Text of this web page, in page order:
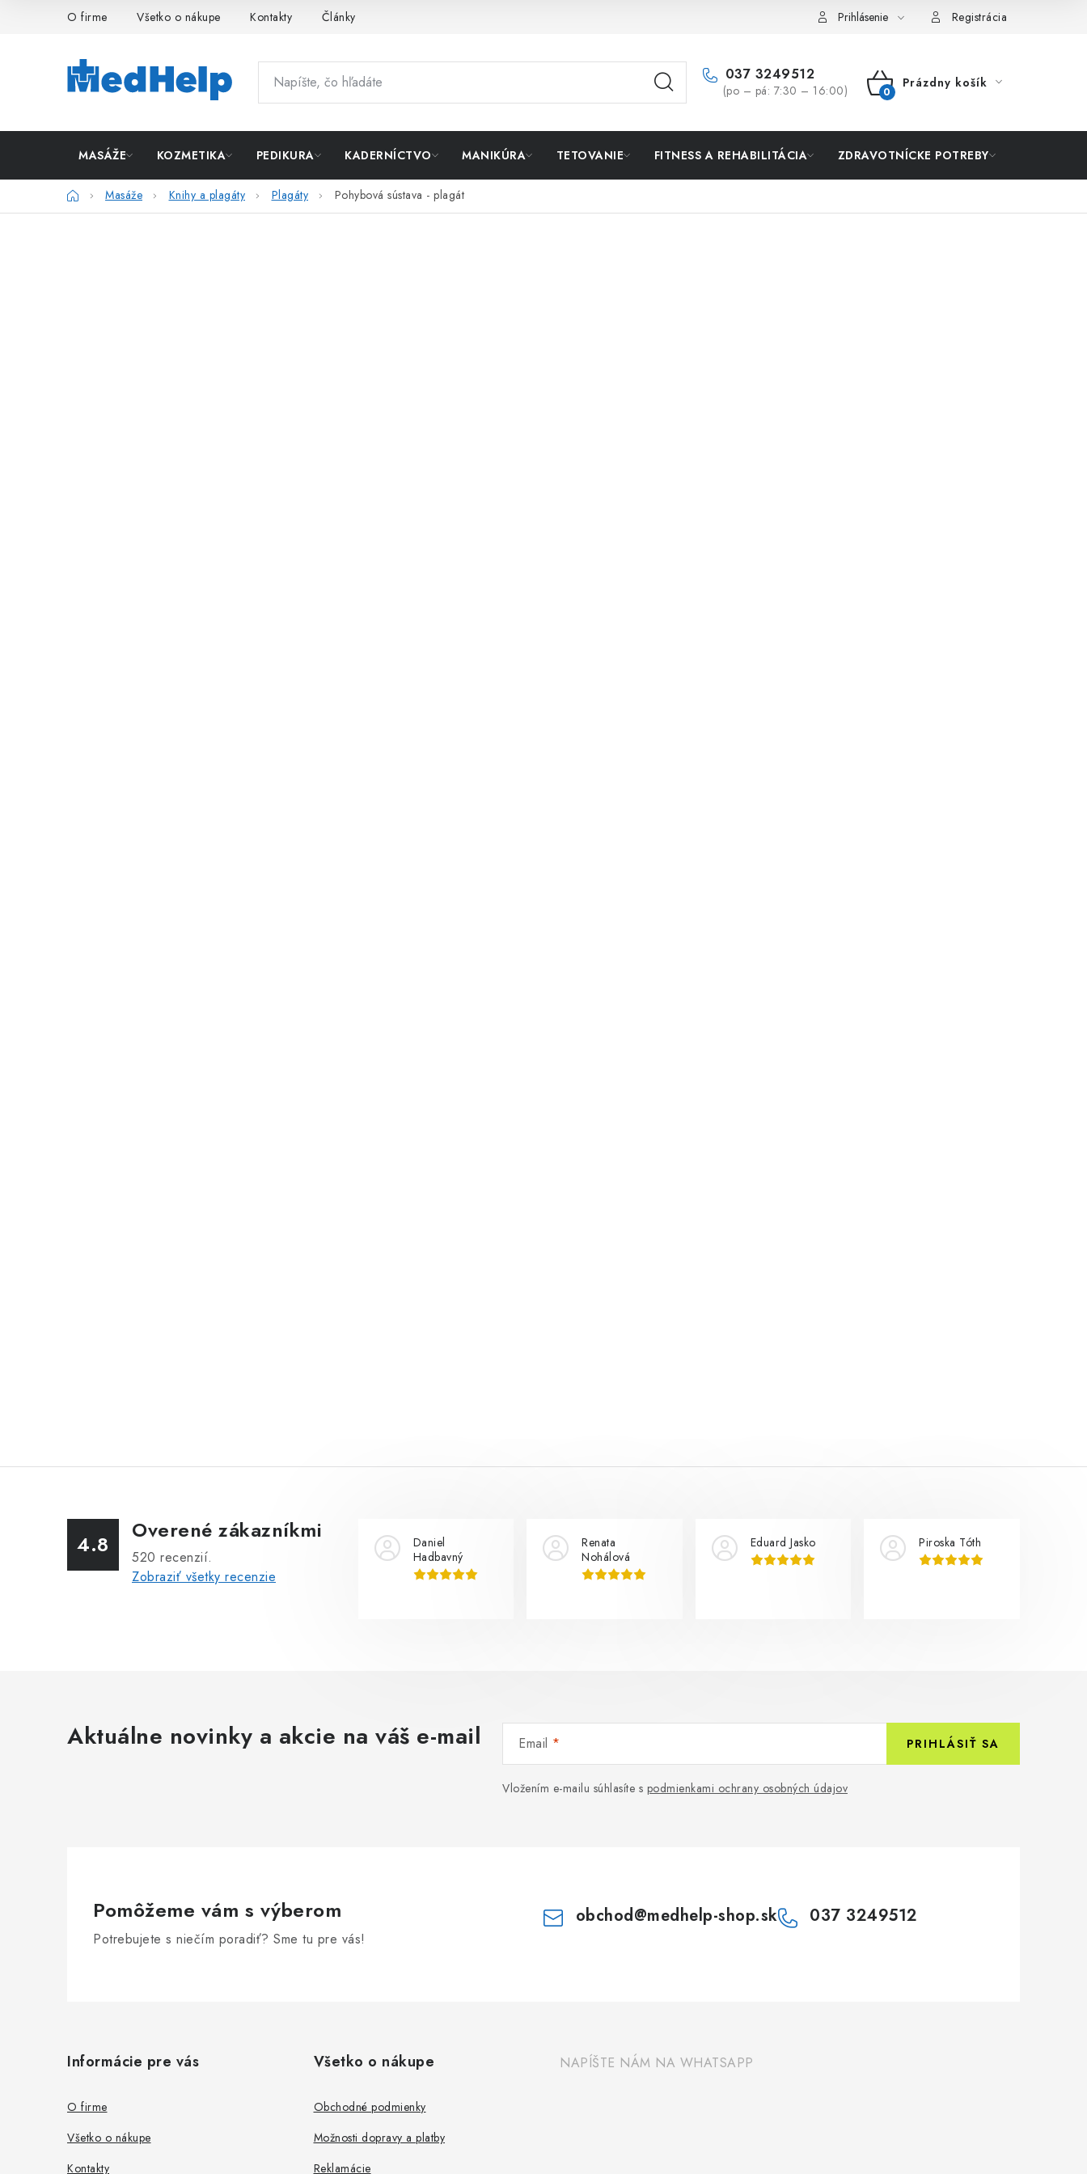
O firme Všetko o nákupe Kontakty Články Prihlásenie Registrácia
037 3249512
(po – pá: 7:30 – 16:00)
NÁKUPNÝ
Prázdny košík
MASÁŽE KOZMETIKA PEDIKURA KADERNÍCTVO MANIKÚRA TETOVANIE FITNESS A REHABILITÁCIA ZDRAVOTNÍCKE POTREBY
DomovMasáže Knihy a plagáty Plagáty Pohybová sústava - plagát
4.8
Overené zákazníkmi
520 recenzií.
Zobraziť všetky recenzie
Daniel
Hadbavný
Renata
Nohálová
Eduard Jasko Piroska Tóth
Aktuálne novinky a akcie na váš e-mail Email
Vložením e-mailu súhlasíte s podmienkami ochrany osobných údajov
PRIHLÁSIŤ SA
Pomôžeme vám s výberom
Potrebujete s niečím poradiť? Sme tu pre vás!
obchod@medhelp-shop.sk 037 3249512
Informácie pre vás
O firme
Všetko o nákupe
Kontakty
Všetko o nákupe
Obchodné podmienky
Možnosti dopravy a platby
Reklamácie
NAPÍŠTE NÁM NA WHATSAPP